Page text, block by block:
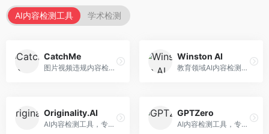
AI内容检测工具 学术检测
CatchMe
图片视频违规内容检测平台，专注于视觉内容安全。面向内容平台，提供图片审核、视频审核、直播监控等服务，视觉检测专业。
Winston AI
教育领域AI内容检测平台，专注于学术诚信。面向教育机构，提供AI内容检测、抄袭检测、报告生成等服务，教育适配性强。
Originality.AI
AI内容检测工具，专注于内容原创性验证。面向内容创作者和出版商，提供AI检测、抄袭检测、批量分析等服务，检测精度高。
GPTZero
AI内容检测工具，专注于AI生成文本识别。面向教育工作者和出版商，提供文本检测、批量分析、API接口等服务，检测准确率高。